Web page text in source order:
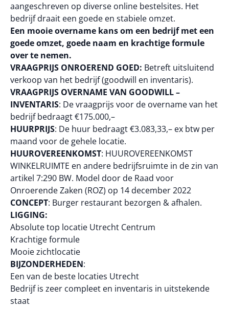
aangeschreven op diverse online bestelsites. Het
bedrijf draait een goede en stabiele omzet.
Een mooie overname kans om een bedrijf met een
goede omzet, goede naam en krachtige formule
over te nemen.
VRAAGPRIJS ONROEREND GOED: Betreft uitsluitend
verkoop van het bedrijf (goodwill en inventaris).
VRAAGPRIJS OVERNAME VAN GOODWILL –
INVENTARIS: De vraagprijs voor de overname van het
bedrijf bedraagt €175.000,–
HUURPRIJS: De huur bedraagt €3.083,33,– ex btw per
maand voor de gehele locatie.
HUUROVEREENKOMST: HUUROVEREENKOMST
WINKELRUIMTE en andere bedrijfsruimte in de zin van
artikel 7:290 BW. Model door de Raad voor
Onroerende Zaken (ROZ) op 14 december 2022
CONCEPT: Burger restaurant bezorgen & afhalen.
LIGGING:
Absolute top locatie Utrecht Centrum
Krachtige formule
Mooie zichtlocatie
BIJZONDERHEDEN:
Een van de beste locaties Utrecht
Bedrijf is zeer compleet en inventaris in uitstekende
staat